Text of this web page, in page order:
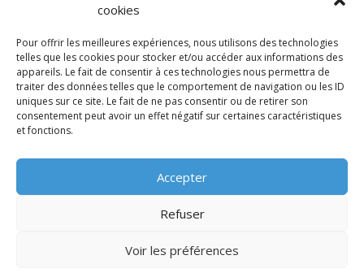
cookies
Pour offrir les meilleures expériences, nous utilisons des technologies
telles que les cookies pour stocker et/ou accéder aux informations des
appareils. Le fait de consentir à ces technologies nous permettra de
traiter des données telles que le comportement de navigation ou les ID
uniques sur ce site. Le fait de ne pas consentir ou de retirer son
consentement peut avoir un effet négatif sur certaines caractéristiques
et fonctions.
Accepter
Refuser
Voir les préférences
TOUTES LES ACTUALITÉS
MENTIONS LÉGALES•POLITIQUE DE
CONFIDENTIALITÉ•